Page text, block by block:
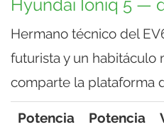
Hyundai Ioniq 5 —
Hermano técnico del
futurista y un habitáculo
comparte la plataforma
Potencia
Potencia